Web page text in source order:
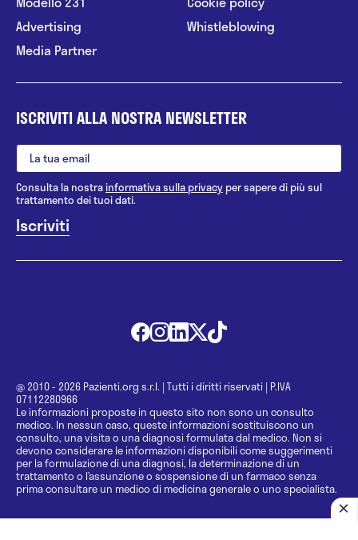
Advertising
Media Partner
Whistleblowing
ISCRIVITI ALLA NOSTRA NEWSLETTER
Consulta la nostrainformativa sulla privacy per sapere di più sul
trattamento dei tuoi dati.
@ 2010 - 2026 Pazienti.org s.r.l. | Tutti i diritti riservati | P.IVA
07112280966
Le informazioni proposte in questo sito non sono un consulto
medico. In nessun caso, queste informazioni sostituiscono un
consulto, una visita o una diagnosi formulata dal medico. Non si
devono considerare le informazioni disponibili come suggerimenti
per la formulazione di una diagnosi, la determinazione di un
trattamento o l’assunzione o sospensione di un farmaco senza
prima consultare un medico di medicina generale o uno specialista.